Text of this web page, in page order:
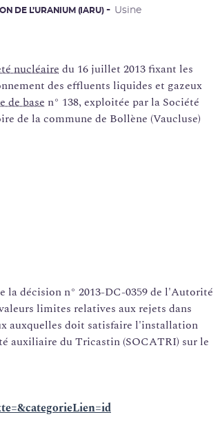
DE L’URANIUM (IARU) Usine
nucléaire du 16 juillet 2013 fixant les
des effluents liquides et gazeux
de base n° 138, exploitée par la Société
de la commune de Bollène (Vaucluse)
la décision n° 2013-DC-0359 de l'Autorité
limites relatives aux rejets dans
auxquelles doit satisfaire l'installation
auxiliaire du Tricastin (SOCATRI) sur le